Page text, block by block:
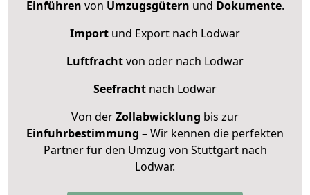
Einführen von Umzugsgütern und Dokumente.
Import und Export nach Lodwar
Luftfrachtvon oder nach Lodwar
Seefracht nach Lodwar
Von derZollabwicklung bis zur
Einfuhrbestimmung – Wir kennen die perfekten
Partner für den Umzug von Stuttgart nach
Lodwar.